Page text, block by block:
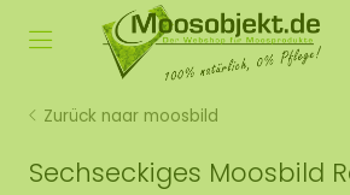
Zurück naar moosbild
Sechseckiges Moosbild